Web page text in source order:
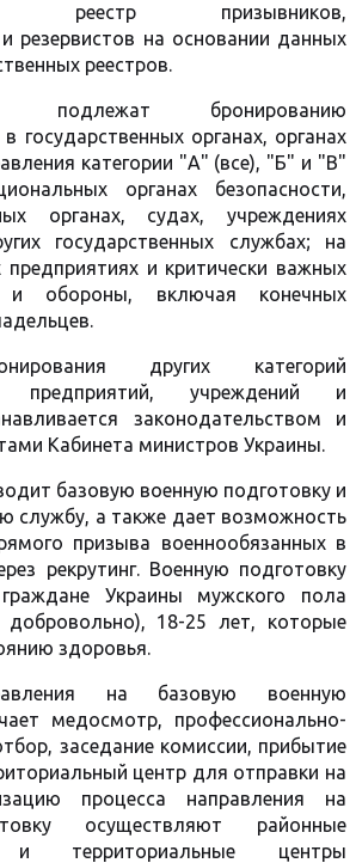
реестр призывников,
резервистов на основании данных
реестров.
бронированию
государственных органах, органах
категории "А" (все), "Б" и "В"
органах безопасности,
органах, судах, учреждениях
государственных службах; на
и критически важных
и обороны, включая конечных
других категорий
предприятий, учреждений и
законодательством и
Кабинета министров Украины.
базовую военную подготовку и
службу, а также дает возможность
призыва военнообязанных в
рекрутинг. Военную подготовку
Украины мужского пола
18-25 лет, которые
здоровья.
на базовую военную
медосмотр, профессионально-
заседание комиссии, прибытие
центр для отправки на
процесса направления на
осуществляют районные
и территориальные центры